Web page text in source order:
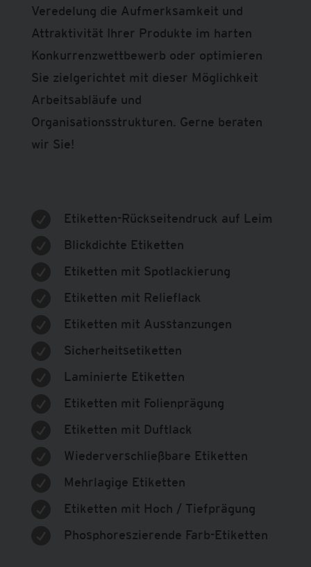
Veredelung die Aufmerksamkeit und
Attraktivität Ihrer Produkte im harten
Konkurrenzwettbewerb oder optimieren
Sie zielgerichtet mit dieser Möglichkeit
Arbeitsabläufe und
Organisationsstrukturen. Gerne beraten
wir Sie!
Etiketten-Rückseitendruck auf Leim
Blickdichte Etiketten
Etiketten mit Spotlackierung
Etiketten mit Relieflack
Etiketten mit Ausstanzungen
Sicherheitsetiketten
Laminierte Etiketten
Etiketten mit Folienprägung
Etiketten mit Duftlack
Wiederverschließbare Etiketten
Mehrlagige Etiketten
Etiketten mit Hoch / Tiefprägung
Phosphoreszierende Farb-Etiketten